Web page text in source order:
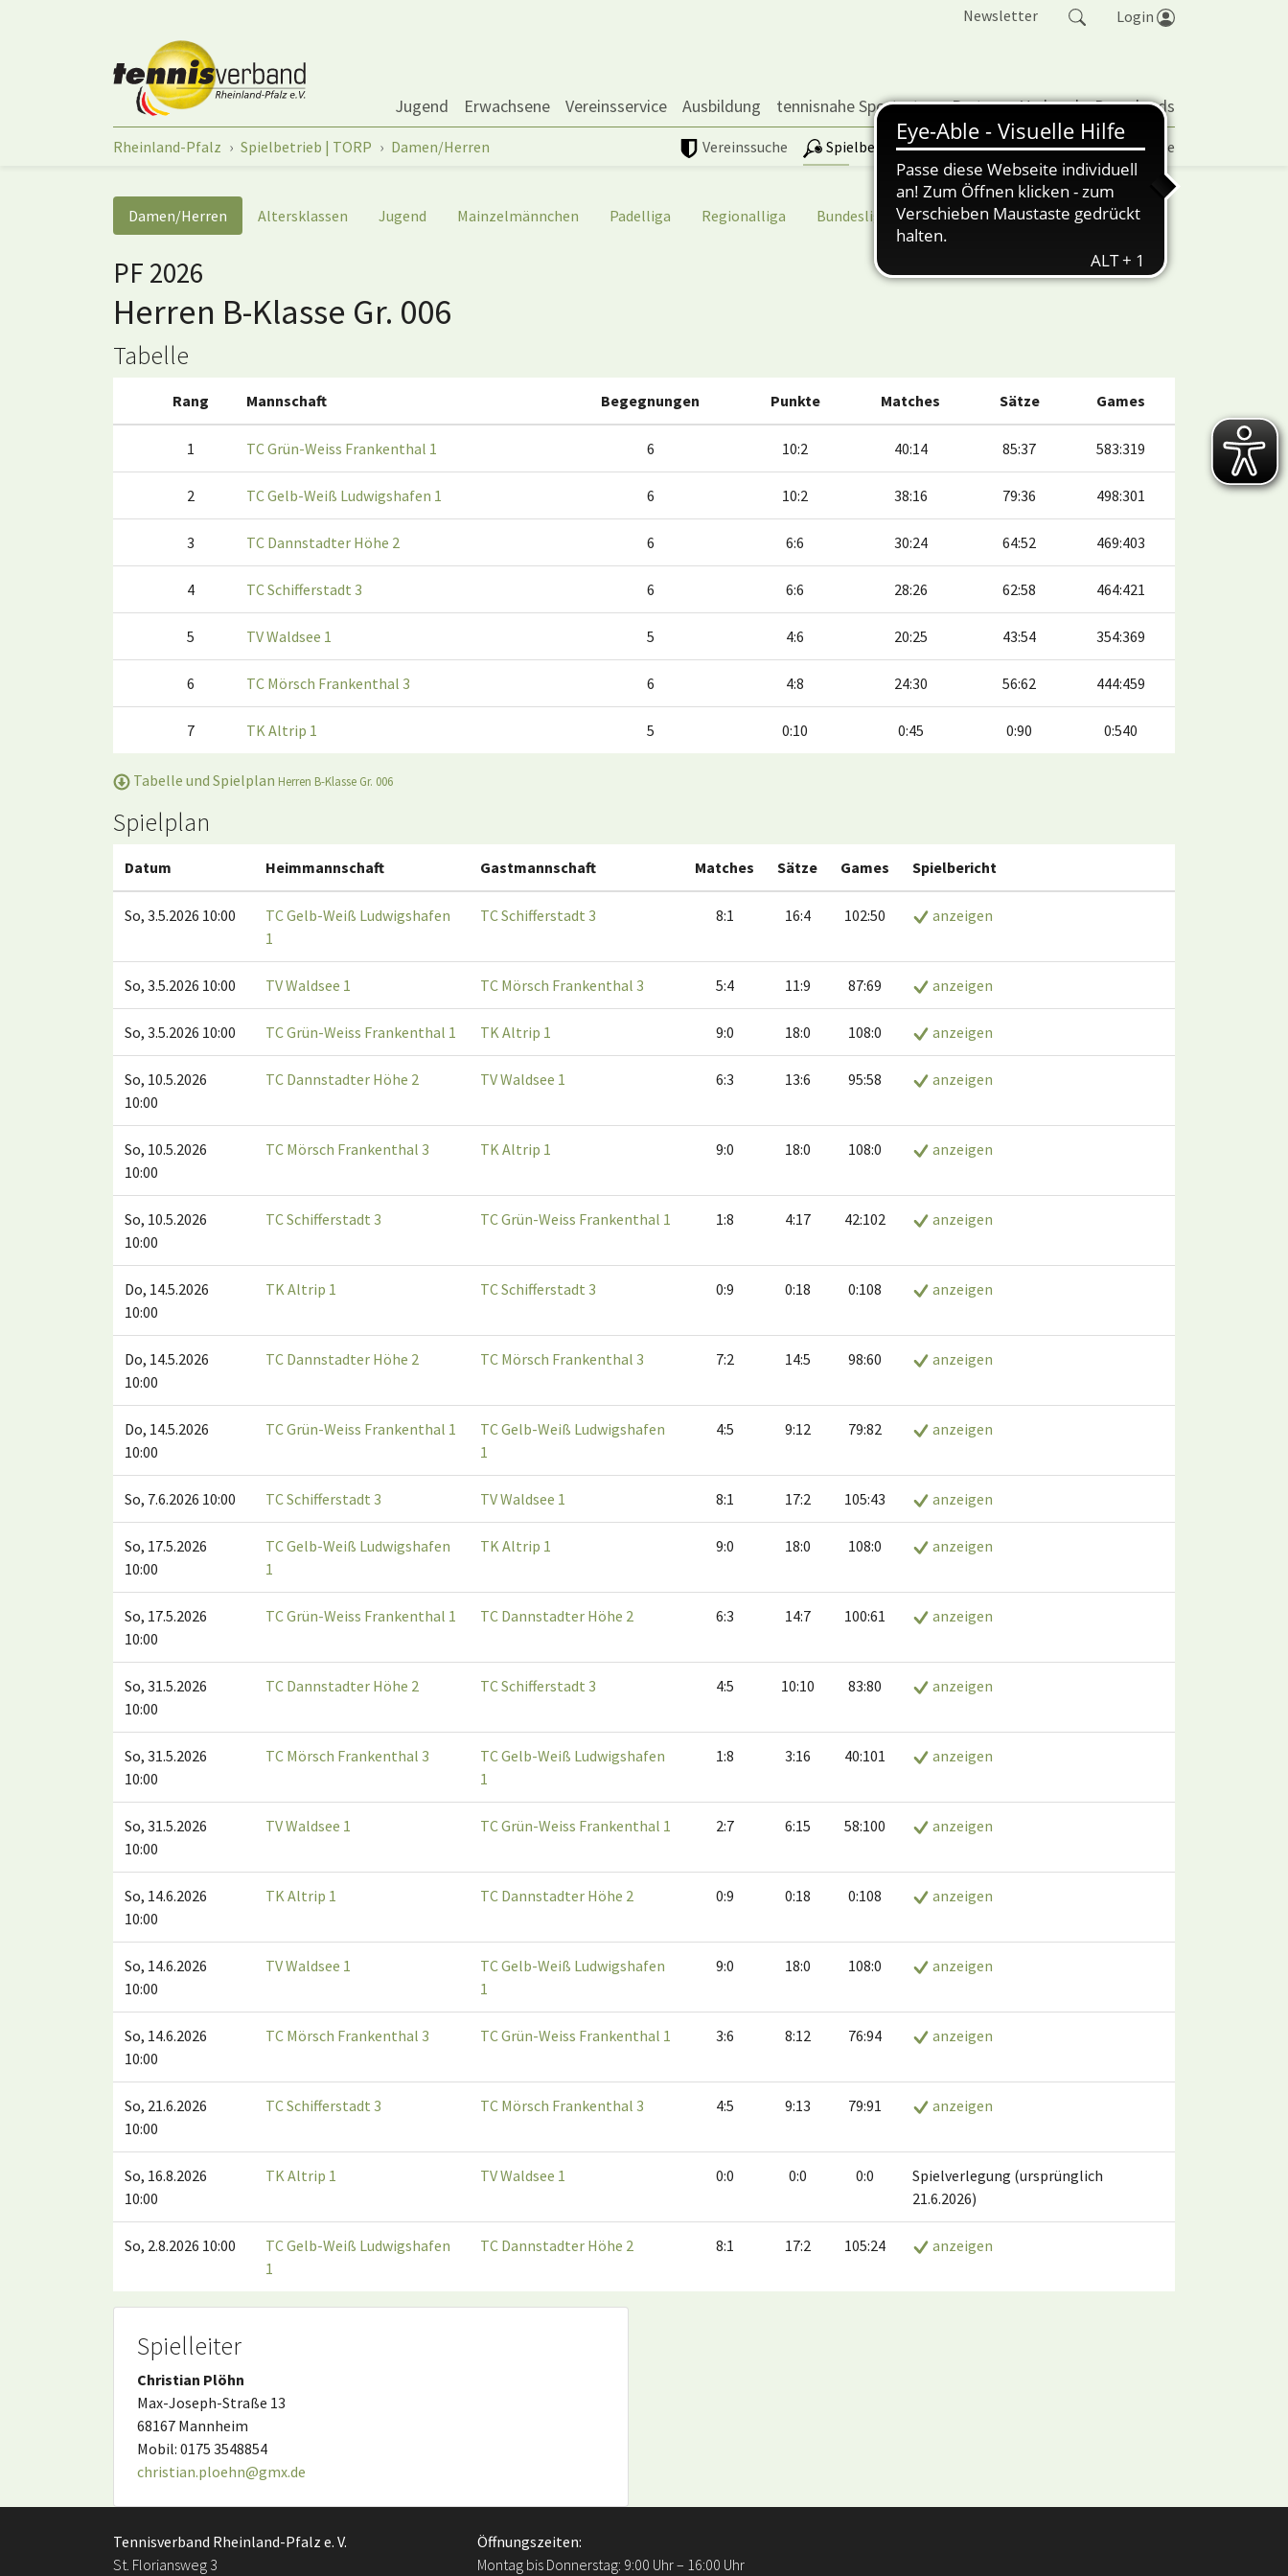
Newsletter Login
Jugend Erwachsene Vereinsservice Ausbildung tennisnahe Sportarten Partner Verband Downloads
Vereinssuche Spielbetrieb | TORP Vereinspokal Turniere
Sie sind hier:
Rheinland-Pfalz Spielbetrieb | TORP Damen/Herren
Damen/Herren Altersklassen Jugend Mainzelmännchen Padelliga Regionalliga Bundesliga nuScore
PF 2026
Herren B-Klasse Gr. 006
Tabelle
Rang Mannschaft Begegnungen Punkte Matches Sätze Games
1 TC Grün-Weiss Frankenthal 1 6 10:2 40:14 85:37 583:319
2 TC Gelb-Weiß Ludwigshafen 1 6 10:2 38:16 79:36 498:301
3 TC Dannstadter Höhe 2 6 6:6 30:24 64:52 469:403
4 TC Schifferstadt 3 6 6:6 28:26 62:58 464:421
5 TV Waldsee 1 5 4:6 20:25 43:54 354:369
6 TC Mörsch Frankenthal 3 6 4:8 24:30 56:62 444:459
7 TK Altrip 1 5 0:10 0:45 0:90 0:540
Tabelle und Spielplan Herren B-Klasse Gr. 006
Spielplan
Datum Heimmannschaft Gastmannschaft Matches Sätze Games Spielbericht
So, 3.5.2026 10:00
TC Gelb-Weiß Ludwigshafen
1
TC Schifferstadt 3 8:1 16:4 102:50 anzeigen
So, 3.5.2026 10:00 TV Waldsee 1 TC Mörsch Frankenthal 3 5:4 11:9 87:69 anzeigen
So, 3.5.2026 10:00 TC Grün-Weiss Frankenthal 1 TK Altrip 1 9:0 18:0 108:0 anzeigen
So, 10.5.2026
10:00
TC Dannstadter Höhe 2 TV Waldsee 1 6:3 13:6 95:58 anzeigen
So, 10.5.2026
10:00
TC Mörsch Frankenthal 3 TK Altrip 1 9:0 18:0 108:0 anzeigen
So, 10.5.2026
10:00
TC Schifferstadt 3 TC Grün-Weiss Frankenthal 1 1:8 4:17 42:102 anzeigen
Do, 14.5.2026
10:00
TK Altrip 1 TC Schifferstadt 3 0:9 0:18 0:108 anzeigen
Do, 14.5.2026
10:00
TC Dannstadter Höhe 2 TC Mörsch Frankenthal 3 7:2 14:5 98:60 anzeigen
Do, 14.5.2026
10:00
TC Grün-Weiss Frankenthal 1
TC Gelb-Weiß Ludwigshafen
1
4:5 9:12 79:82 anzeigen
So, 7.6.2026 10:00 TC Schifferstadt 3 TV Waldsee 1 8:1 17:2 105:43 anzeigen
So, 17.5.2026
10:00
TC Gelb-Weiß Ludwigshafen
1
TK Altrip 1 9:0 18:0 108:0 anzeigen
So, 17.5.2026
10:00
TC Grün-Weiss Frankenthal 1 TC Dannstadter Höhe 2 6:3 14:7 100:61 anzeigen
So, 31.5.2026
10:00
TC Dannstadter Höhe 2 TC Schifferstadt 3 4:5 10:10 83:80 anzeigen
So, 31.5.2026
10:00
TC Mörsch Frankenthal 3
TC Gelb-Weiß Ludwigshafen
1
1:8 3:16 40:101 anzeigen
So, 31.5.2026
10:00
TV Waldsee 1 TC Grün-Weiss Frankenthal 1 2:7 6:15 58:100 anzeigen
So, 14.6.2026
10:00
TK Altrip 1 TC Dannstadter Höhe 2 0:9 0:18 0:108 anzeigen
So, 14.6.2026
10:00
TV Waldsee 1
TC Gelb-Weiß Ludwigshafen
1
9:0 18:0 108:0 anzeigen
So, 14.6.2026
10:00
TC Mörsch Frankenthal 3 TC Grün-Weiss Frankenthal 1 3:6 8:12 76:94 anzeigen
So, 21.6.2026
10:00
TC Schifferstadt 3 TC Mörsch Frankenthal 3 4:5 9:13 79:91 anzeigen
So, 16.8.2026
10:00
TK Altrip 1 TV Waldsee 1 0:0 0:0 0:0
Spielverlegung (ursprünglich
21.6.2026)
So, 2.8.2026 10:00
TC Gelb-Weiß Ludwigshafen
1
TC Dannstadter Höhe 2 8:1 17:2 105:24 anzeigen
Spielleiter
Christian Plöhn
Max-Joseph-Straße 13
68167 Mannheim
Mobil: 0175 3548854
christian.ploehn@gmx.de
Tennisverband Rheinland-Pfalz e. V.
St. Floriansweg 3
Öffnungszeiten:
Montag bis Donnerstag: 9:00 Uhr – 16:00 Uhr